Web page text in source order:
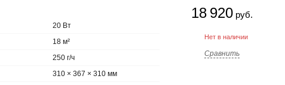
18 920руб.
Нет в наличии
Сравнить
20 Вт
18 м²
250 г/ч
310 × 367 × 310 мм